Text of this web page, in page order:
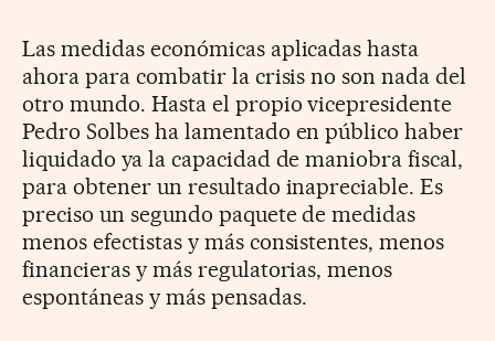
Las medidas económicas aplicadas hasta
ahora para combatir la crisis no son nada del
otro mundo. Hasta el propio vicepresidente
Pedro Solbes ha lamentado en público haber
liquidado ya la capacidad de maniobra fiscal,
para obtener un resultado inapreciable. Es
preciso un segundo paquete de medidas
menos efectistas y más consistentes, menos
financieras y más regulatorias, menos
espontáneas y más pensadas.